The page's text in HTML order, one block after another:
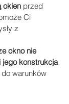
okien przed
Ci
z
okno nie
jego konstrukcja
do warunków